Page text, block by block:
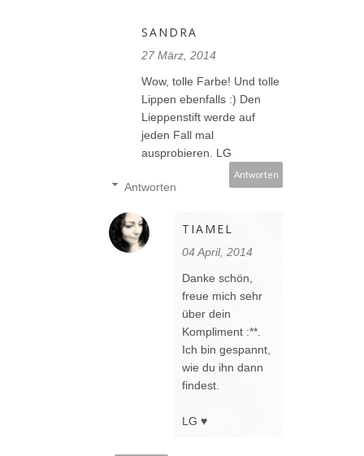
SANDRA
27 März, 2014
Wow, tolle Farbe! Und tolle
Lippen ebenfalls :) Den
Lieppenstift werde auf
jeden Fall mal
ausprobieren. LG
Antworten
Antworten
TIAMEL
04 April, 2014
Danke schön,
freue mich sehr
über dein
Kompliment :**.
Ich bin gespannt,
wie du ihn dann
findest.
LG ♥